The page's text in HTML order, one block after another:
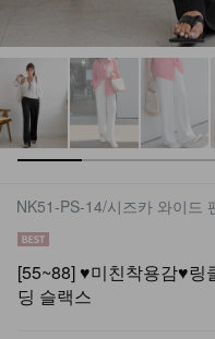
NK51-PS-14/시즈카 와이드
[55~88] ♥미친착용감♥링
딩 슬랙스